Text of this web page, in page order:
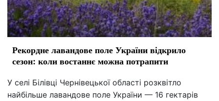
Рекордне лавандове поле України відкрило
сезон: коли востаннє можна потрапити
У селі Білівці Чернівецької області розквітло
найбільше лавандове поле України — 16 гектарів